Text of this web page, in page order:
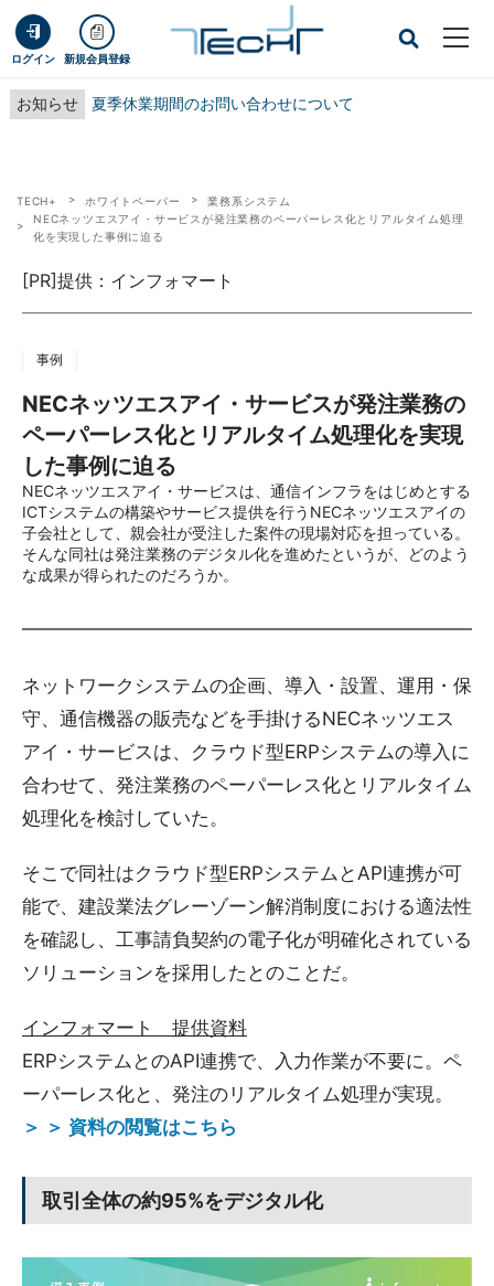
ログイン 新規会員登録
お知らせ 夏季休業期間のお問い合わせについて
TECH+ ホワイトペーパー
業務系システム
NECネッツエスアイ・サービスが発注業務のペーパーレス化とリアルタイム処理
化を実現した事例に迫る
[PR]提供：インフォマート
事例
NECネッツエスアイ・サービスが発注業務の
ペーパーレス化とリアルタイム処理化を実現
した事例に迫る
NECネッツエスアイ・サービスは、通信インフラをはじめとする
ICTシステムの構築やサービス提供を行うNECネッツエスアイの
子会社として、親会社が受注した案件の現場対応を担っている。
そんな同社は発注業務のデジタル化を進めたというが、どのよう
な成果が得られたのだろうか。
ネットワークシステムの企画、導入・設置、運用・保
守、通信機器の販売などを手掛けるNECネッツエス
アイ・サービスは、クラウド型ERPシステムの導入に
合わせて、発注業務のペーパーレス化とリアルタイム
処理化を検討していた。
そこで同社はクラウド型ERPシステムとAPI連携が可
能で、建設業法グレーゾーン解消制度における適法性
を確認し、工事請負契約の電子化が明確化されている
ソリューションを採用したとのことだ。
インフォマート 提供資料
ERPシステムとのAPI連携で、入力作業が不要に。ペ
ーパーレス化と、発注のリアルタイム処理が実現。
＞ ＞ 資料の閲覧はこちら
取引全体の約95%をデジタル化